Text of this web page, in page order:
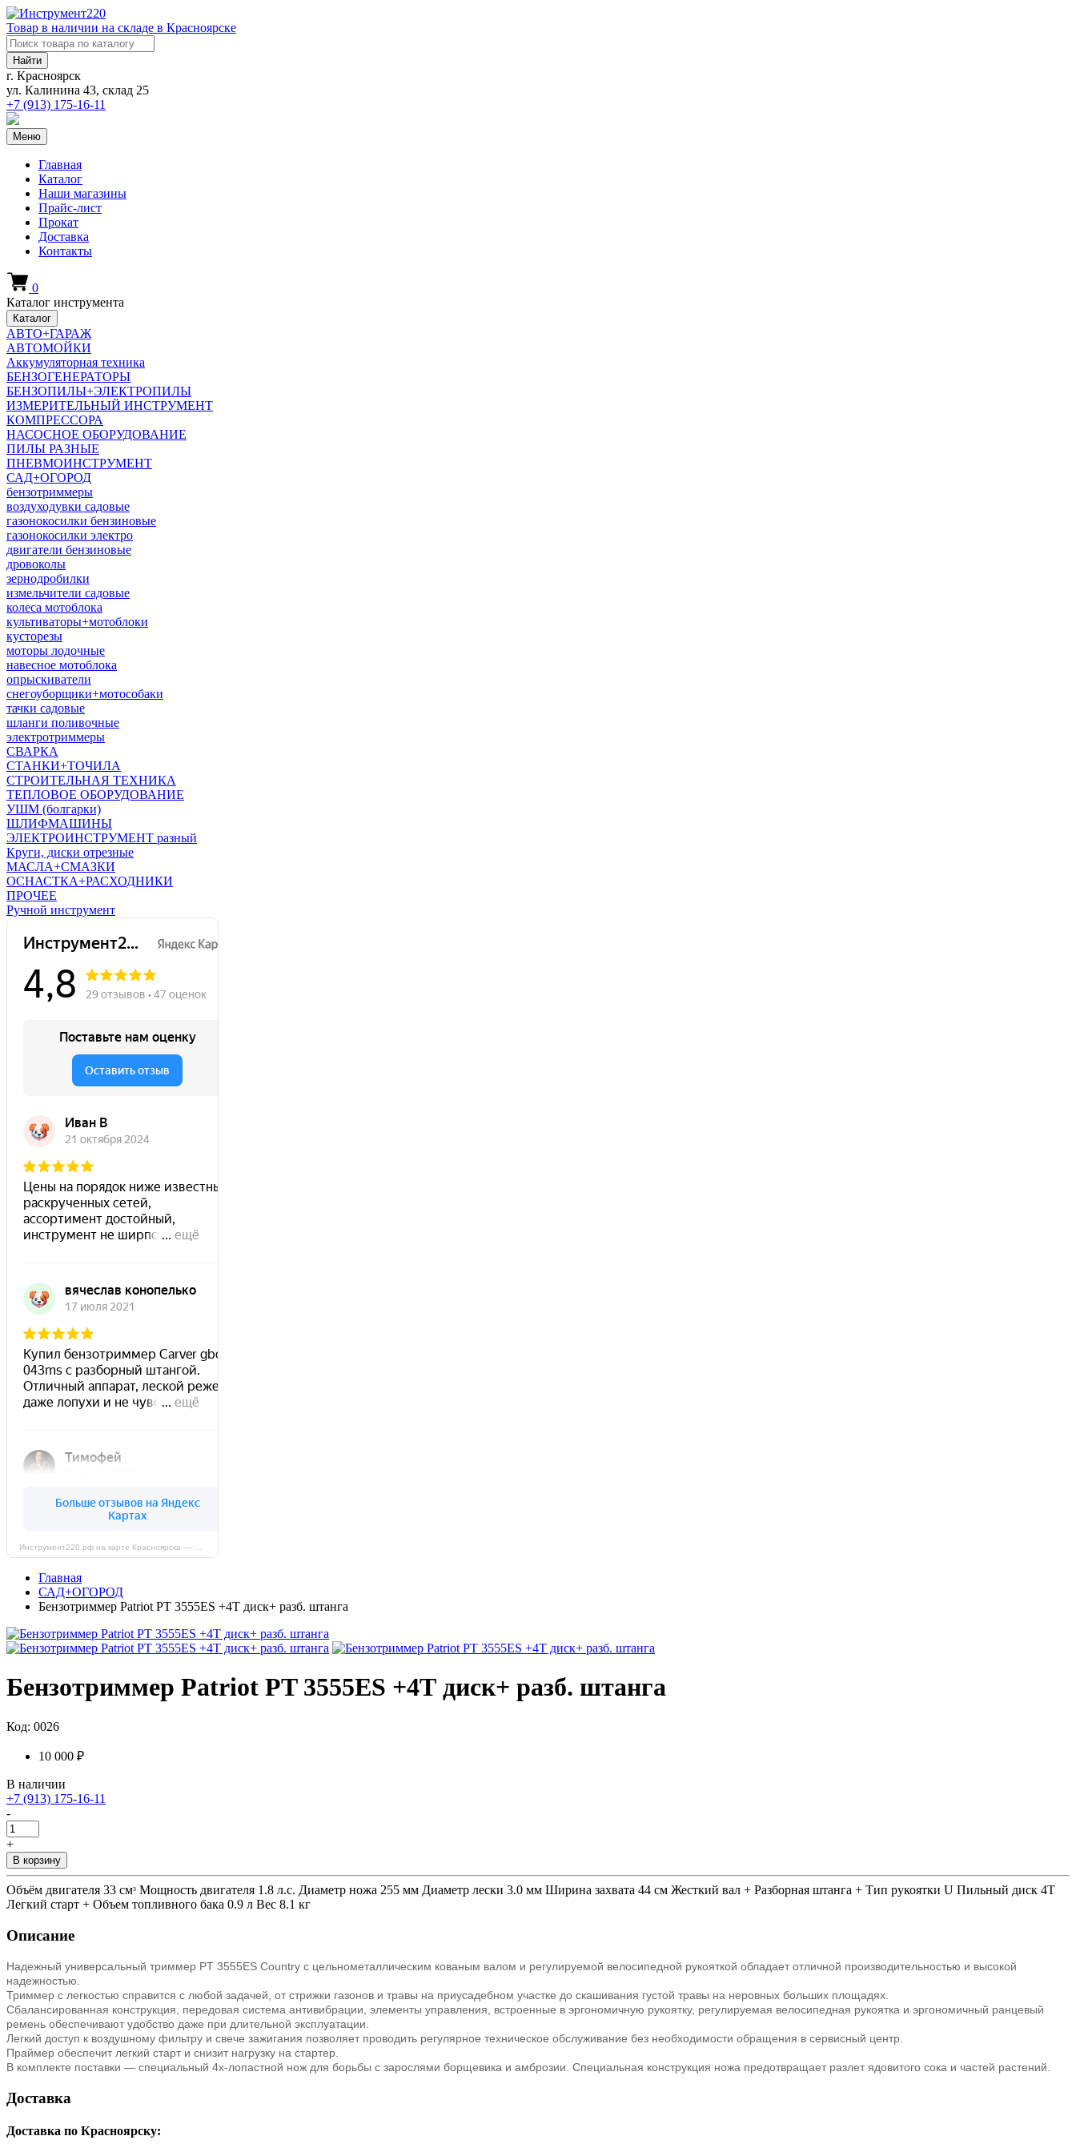
Товар в наличии на складе в Красноярске
Найти
г. Красноярск
ул. Калинина 43, склад 25
+7 (913) 175-16-11
Меню
Главная
Каталог
Наши магазины
Прайс-лист
Прокат
Доставка
Контакты
0
Каталог инструмента
Каталог
АВТО+ГАРАЖ
АВТОМОЙКИ
Аккумуляторная техника
БЕНЗОГЕНЕРАТОРЫ
БЕНЗОПИЛЫ+ЭЛЕКТРОПИЛЫ
ИЗМЕРИТЕЛЬНЫЙ ИНСТРУМЕНТ
КОМПРЕССОРА
НАСОСНОЕ ОБОРУДОВАНИЕ
ПИЛЫ РАЗНЫЕ
ПНЕВМОИНСТРУМЕНТ
САД+ОГОРОД
бензотриммеры
воздуходувки садовые
газонокосилки бензиновые
газонокосилки электро
двигатели бензиновые
дровоколы
зернодробилки
измельчители садовые
колеса мотоблока
культиваторы+мотоблоки
кусторезы
моторы лодочные
навесное мотоблока
опрыскиватели
снегоуборщики+мотособаки
тачки садовые
шланги поливочные
электротриммеры
СВАРКА
СТАНКИ+ТОЧИЛА
СТРОИТЕЛЬНАЯ ТЕХНИКА
ТЕПЛОВОЕ ОБОРУДОВАНИЕ
УШМ (болгарки)
ШЛИФМАШИНЫ
ЭЛЕКТРОИНСТРУМЕНТ разный
Круги, диски отрезные
МАСЛА+СМАЗКИ
ОСНАСТКА+РАСХОДНИКИ
ПРОЧЕЕ
Ручной инструмент
Главная
САД+ОГОРОД
Бензотриммер Patriot PT 3555ES +4Т диск+ разб. штанга
Бензотриммер Patriot PT 3555ES +4Т диск+ разб. штанга
Код: 0026
10 000 ₽
В наличии
+7 (913) 175-16-11
-
+
В корзину
Объём двигателя 33 смᵌ Мощность двигателя 1.8 л.с. Диаметр ножа 255 мм Диаметр лески 3.0 мм Ширина захвата 44 см Жесткий вал + Разборная штанга + Тип рукоятки U Пильный диск 4T
Легкий старт + Объем топливного бака 0.9 л Вес 8.1 кг
Описание
Надежный универсальный триммер PT 3555ES Country с цельнометаллическим кованым валом и регулируемой велосипедной рукояткой обладает отличной производительностью и высокой
надежностью.
Триммер с легкостью справится с любой задачей, от стрижки газонов и травы на приусадебном участке до скашивания густой травы на неровных больших площадях.
Сбалансированная конструкция, передовая система антивибрации, элементы управления, встроенные в эргономичную рукоятку, регулируемая велосипедная рукоятка и эргономичный ранцевый
ремень обеспечивают удобство даже при длительной эксплуатации.
Легкий доступ к воздушному фильтру и свече зажигания позволяет проводить регулярное техническое обслуживание без необходимости обращения в сервисный центр.
Праймер обеспечит легкий старт и снизит нагрузку на стартер.
В комплекте поставки — специальный 4х-лопастной нож для борьбы с зарослями борщевика и амброзии. Специальная конструкция ножа предотвращает разлет ядовитого сока и частей растений.
Доставка
Доставка по Красноярску: